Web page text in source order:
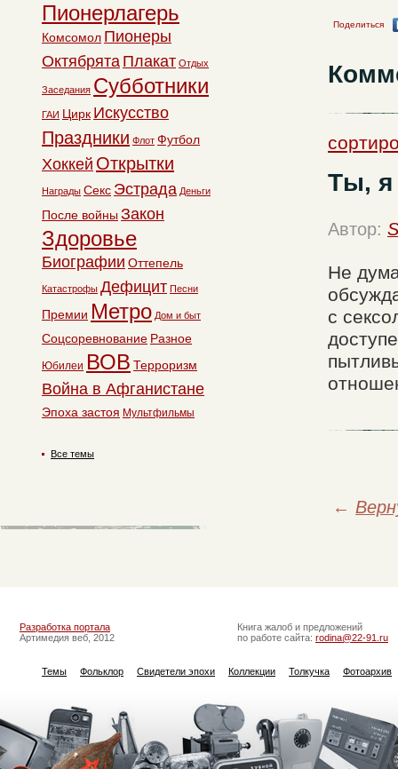
Поделиться
Ты, я
Автор:
Не
с
←
Пионерлагерь
Комсомол Пионеры
Октябрята Плакат Отдых
Заседания Субботники
ГАИ Цирк Искусство
Праздники Флот Футбол
Хоккей Открытки
Награды Секс Эстрада Деньги
После войны Закон
Здоровье
Биографии Оттепель
Катастрофы Дефицит Песни
Премии Метро Дом и быт
Соцсоревнование Разное
Юбилеи ВОВ Терроризм
Война в Афганистане
Эпоха застоя Мультфильмы
Все темы
Разработка портала
Артимедия веб, 2012
Книга жалоб и предложений
по работе сайта: rodina@22-91.ru
Темы Фольклор Свидетели эпохи Коллекции Толкучка Фотоархив